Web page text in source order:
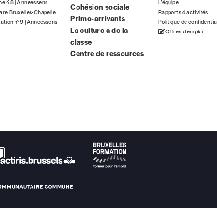
commandez au numéro.
papier ou numérique.
IBAN BE34 0010 7305 2190
moment, même après avoir reçu plusieurs numéros. Ce
Par numéro
48 | Anneessens
Bruxelles-Chapelle
n°9 | Anneessens
Cohésion sociale
Primo-arrivants
La culture a de la
classe
Centre de ressources
L’équipe
Rapports d'activités
Politique de
Offres d'emploi